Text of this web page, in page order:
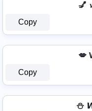
💅
Copy
💋
Copy
⛄